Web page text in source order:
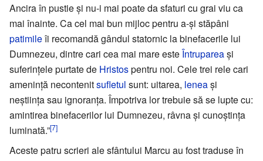
Ancira în pustie și nu-i mai poate da sfaturi cu grai viu ca
mai înainte. Ca cel mai bun mijloc pentru a-și stăpâni
patimileîi recomandă gândul statornic la binefacerile lui
Dumnezeu, dintre cari cea mai mare esteÎntrupareași
suferințele purtate de Hristospentru noi. Cele trei rele cari
amenință necontenitsufletul sunt: uitarea, leneași
neștiința sau ignoranța. Împotriva lor trebuie să se lupte cu:
amintirea binefacerilor lui Dumnezeu, râvna și cunoștința
luminată.”[7]
Aceste patru scrieri ale sfântului Marcu au fost traduse în